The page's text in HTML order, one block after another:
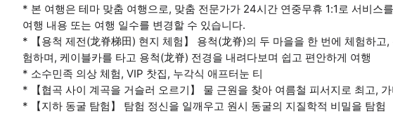
* 본 여행은 테마 맞춤 여행으로, 맞춤 전문가가 24시간 연중무휴 1:1로 서비스
여행 내용 또는 여행 일수를 변경할 수 있습니다.
* 【용척 제전(龙脊梯田) 현지 체험】 용척(龙脊)의 두 마을을 한 번에 체험하고
험하며, 케이블카를 타고 용척(龙脊) 전경을 내려다보며 쉽고 편안하게 여행
* 소수민족 의상 체험, VIP 찻집, 누각식 애프터눈 티
* 【협곡 사이 계곡을 거슬러 오르기】 물 근원을 찾아 여름철 피서지로 최고,
* 【지하 동굴 탐험】 탐험 정신을 일깨우고 원시 동굴의 지질학적 비밀을 탐험